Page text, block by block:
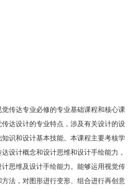
达专业必修的专业基础课程和核心课
达设计的专业特点，涉及有关设计的设
识和设计基本技能。本课程主要考核学
设计概念和设计思维和设计手绘能力，
思维及设计手绘能力。能够运用视觉传
法，对图形进行变形、组合进行再创意